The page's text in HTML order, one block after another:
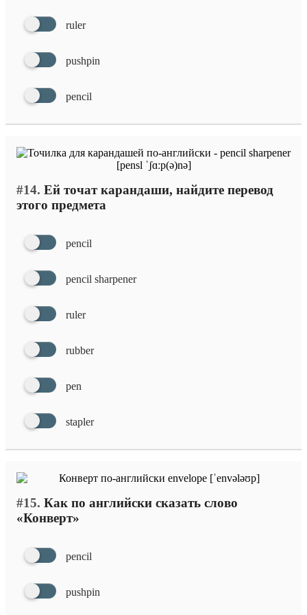
ruler
pushpin
pencil
#14. Ей точат карандаши, найдите перевод
этого предмета
pencil
pencil sharpener
ruler
rubber
pen
stapler
#15. Как по английски сказать слово
«Конверт»
pencil
pushpin